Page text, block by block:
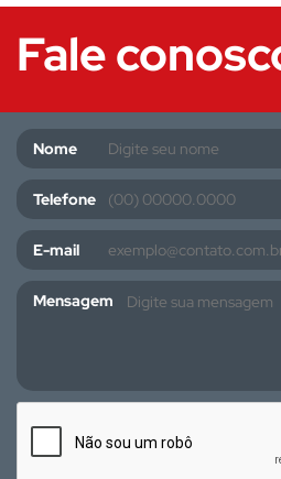
Fale
Nome
Telefone
E-mail
Mensagem